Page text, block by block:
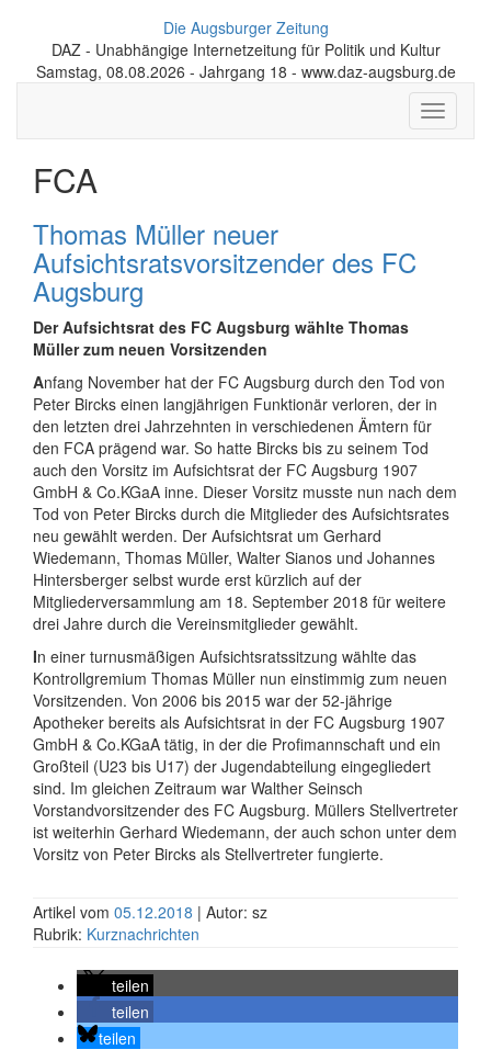
Die Augsburger Zeitung
DAZ - Unabhängige Internetzeitung für Politik und Kultur
Samstag, 08.08.2026 - Jahrgang 18 - www.daz-augsburg.de
Toggle
FCA
Thomas Müller neuer
Aufsichtsratsvorsitzender des FC
Augsburg
Der Aufsichtsrat des FC Augsburg wählte Thomas
Müller zum neuen Vorsitzenden
Anfang November hat der FC Augsburg durch den Tod von
Peter Bircks einen langjährigen Funktionär verloren, der in
den letzten drei Jahrzehnten in verschiedenen Ämtern für
den FCA prägend war. So hatte Bircks bis zu seinem Tod
auch den Vorsitz im Aufsichtsrat der FC Augsburg 1907
GmbH & Co.KGaA inne. Dieser Vorsitz musste nun nach dem
Tod von Peter Bircks durch die Mitglieder des Aufsichtsrates
neu gewählt werden. Der Aufsichtsrat um Gerhard
Wiedemann, Thomas Müller, Walter Sianos und Johannes
Hintersberger selbst wurde erst kürzlich auf der
Mitgliederversammlung am 18. September 2018 für weitere
drei Jahre durch die Vereinsmitglieder gewählt.
In einer turnusmäßigen Aufsichtsratssitzung wählte das
Kontrollgremium Thomas Müller nun einstimmig zum neuen
Vorsitzenden. Von 2006 bis 2015 war der 52-jährige
Apotheker bereits als Aufsichtsrat in der FC Augsburg 1907
GmbH & Co.KGaA tätig, in der die Profimannschaft und ein
Großteil (U23 bis U17) der Jugendabteilung eingegliedert
sind. Im gleichen Zeitraum war Walther Seinsch
Vorstandvorsitzender des FC Augsburg. Müllers Stellvertreter
ist weiterhin Gerhard Wiedemann, der auch schon unter dem
Vorsitz von Peter Bircks als Stellvertreter fungierte.
Artikel vom 05.12.2018 | Autor: sz
Rubrik: Kurznachrichten
teilen
teilen
teilen